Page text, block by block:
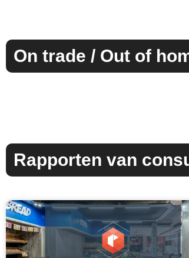
On trade / Out of
Rapporten van